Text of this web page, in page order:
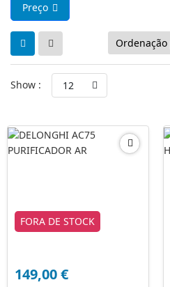
Preço
Show : 12
FORA DE STOCK
149,00€